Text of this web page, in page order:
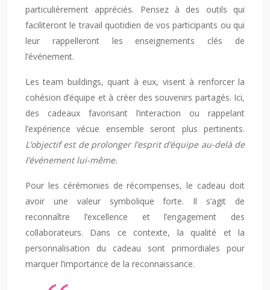
particulièrement appréciés. Pensez à des outils qui
faciliteront le travail quotidien de vos participants ou qui
leur rappelleront les enseignements clés de
l’événement.
Les team buildings, quant à eux, visent à renforcer la
cohésion d’équipe et à créer des souvenirs partagés. Ici,
des cadeaux favorisant l’interaction ou rappelant
l’expérience vécue ensemble seront plus pertinents.
L’objectif est de prolonger l’esprit d’équipe au-delà de
l’événement lui-même.
Pour les cérémonies de récompenses, le cadeau doit
avoir une valeur symbolique forte. Il s’agit de
reconnaître l’excellence et l’engagement des
collaborateurs. Dans ce contexte, la qualité et la
personnalisation du cadeau sont primordiales pour
marquer l’importance de la reconnaissance.